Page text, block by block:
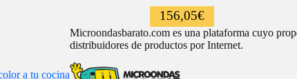
a tu cocina
156,05€
Microondasbarato.com es una plataforma cuyo
distribuidores de productos por Internet.